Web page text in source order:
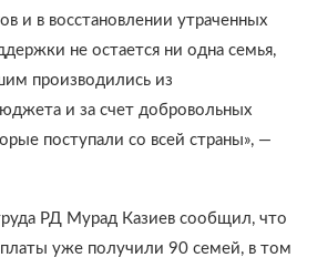
и в восстановлении утраченных
не остается ни одна семья,
производились из
и за счет добровольных
поступали со всей страны», —
РД Мурад Казиев сообщил, что
уже получили 90 семей, в том